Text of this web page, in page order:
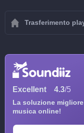
Trasferimento
Excellent 4.3/5
La soluzione
musica online!